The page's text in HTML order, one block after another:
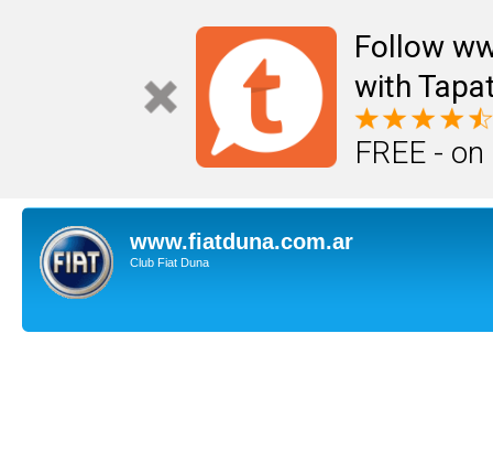
Follow
with
FREE -
www.fiatduna.com.ar
Club Fiat Duna